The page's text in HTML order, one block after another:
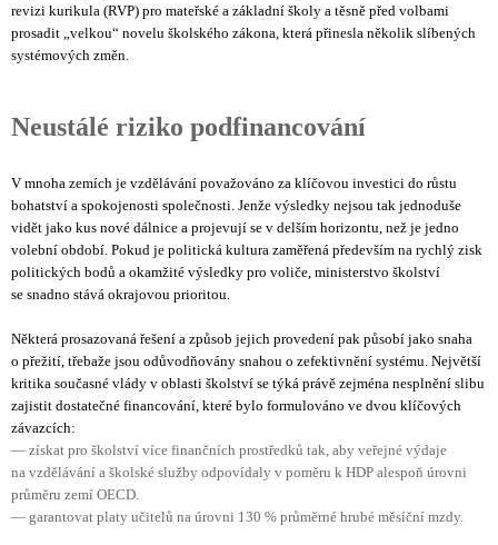
revizi kurikula (RVP) pro mateřské a základní školy a těsně před volbami
prosadit „velkou“ novelu školského zákona, která přinesla několik slíbených
systémových změn.
Neustálé riziko podfinancování
V mnoha zemích je vzdělávání považováno za klíčovou investici do růstu
bohatství a spokojenosti společnosti. Jenže výsledky nejsou tak jednoduše
vidět jako kus nové dálnice a projevují se v delším horizontu, než je jedno
volební období. Pokud je politická kultura zaměřená především na rychlý zisk
politických bodů a okamžité výsledky pro voliče, ministerstvo školství
se snadno stává okrajovou prioritou.
Některá prosazovaná řešení a způsob jejich provedení pak působí jako snaha
o přežití, třebaže jsou odůvodňovány snahou o zefektivnění systému. Největší
kritika současné vlády v oblasti školství se týká právě zejména nesplnění slibu
zajistit dostatečné financování, které bylo formulováno ve dvou klíčových
závazcích:
— získat pro školství více finančních prostředků tak, aby veřejné výdaje
na vzdělávání a školské služby odpovídaly v poměru k HDP alespoň úrovni
průměru zemí OECD.
— garantovat platy učitelů na úrovni 130 % průměrné hrubé měsíční mzdy.